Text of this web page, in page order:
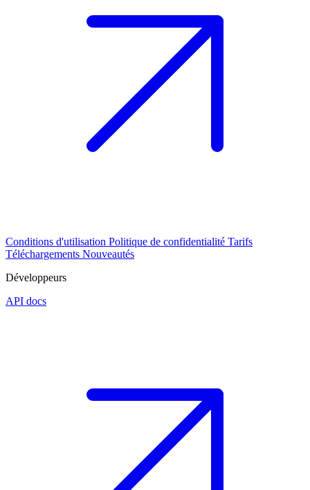
Conditions d'utilisation Politique de confidentialité Tarifs
Téléchargements Nouveautés
Développeurs
API docs